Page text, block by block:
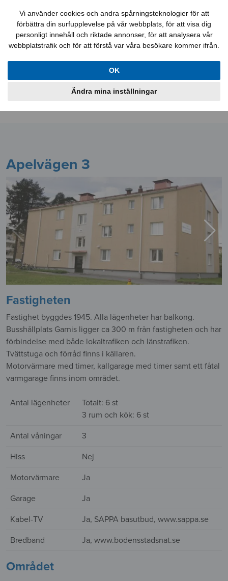
Vi använder cookies och andra spårningsteknologier för att
förbättra din surfupplevelse på vår webbplats, för att visa dig
personligt innehåll och riktade annonser, för att analysera vår
webbplatstrafik och för att förstå var våra besökare kommer ifrån.
OK
Ändra mina inställningar
Felanmälan Kontakt Mina sidor
Lägenheter
Bostadskö
Information
Om oss
Apelvägen 3
Fastigheten
Fastighet byggdes 1945. Alla lägenheter har balkong.
Busshållplats Garnis ligger ca 300 m från fastigheten och har
förbindelse med både lokaltrafiken och länstrafiken.
Tvättstuga och förråd finns i källaren.
Motorvärmare med timer, kallgarage med timer samt ett fåtal
varmgarage finns inom området.
Antal lägenheter
Totalt: 6 st
3 rum och kök: 6 st
Antal våningar
3
Hiss
Nej
Motorvärmare
Ja
Garage
Ja
Kabel-TV
Ja, SAPPA basutbud, www.sappa.se
Bredband
Ja, www.bodensstadsnat.se
Området